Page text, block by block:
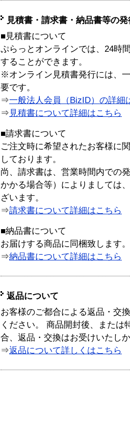
見積書・請求書・納品書等の
■見積書について
ぷらっとオンラインでは、24時
することができます。
※オンライン見積書発行には、
要です。
⇒一般法人会員（BizID）の詳細
⇒ 見積書について詳細はこちら
■請求書について
ご注文時に希望されたお客様に
しております。
尚、請求書は、営業時間内での
かかる場合等）によりましては
ざいます。
⇒請求書について詳細はこちら
■納品書について
お届けする商品に同梱致します。
⇒納品書について詳細はこちら
返品について
お客様のご都合による返品・交
ください。 商品開封後、または
合、返品・交換はお受けいたし
⇒返品について詳しくはこちら